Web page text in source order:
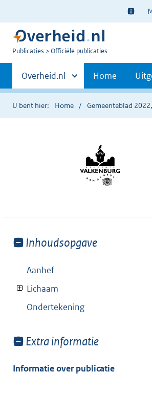
Ter
U
Publicaties Officiële publicaties
Primaire
navigatie
Andere
sites
binnen
Overheid.nl Home
U bent hier: Home Gemeenteblad
Toon
van:
Inhoudsopgave
Aanhef
Lichaam
Ondertekening
Toon
van:
Extra informatie
Informatie over publicatie